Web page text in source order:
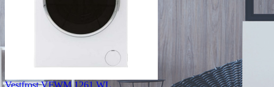
Vestfrost VFWM 1261 WL